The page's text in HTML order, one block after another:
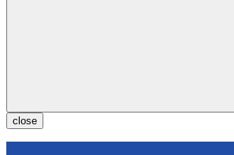
close